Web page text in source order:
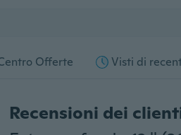
Offerte Visti di
Recensioni dei